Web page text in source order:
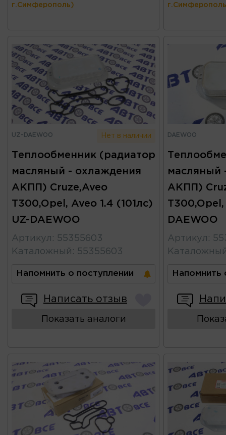
г.Симферополь)
UZ-DAEWOO Нет в наличии
Теплообменник (радиатор
масляный - охлаждения
АКПП) Cruze,Aveo
T300,Opel, Aveo 1.4 (101лс)
UZ-DAEWOO
Артикул : 55355603
Каталожный : 55355603
Напомнить о поступлении
Написать отзыв
Показать аналоги
DAEWOO
масляный
АКПП)
DAEWOO
Артикул :
Напомнить